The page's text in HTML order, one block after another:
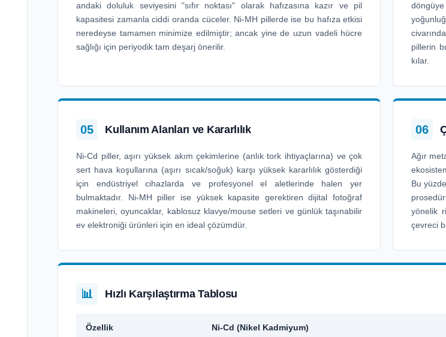
andaki doluluk seviyesini "sıfır noktası" olarak hafızasına kazır ve pil
kapasitesi zamanla ciddi oranda cüceler. Ni-MH pillerde ise bu hafıza etkisi
neredeyse tamamen minimize edilmiştir; ancak yine de uzun vadeli hücre
sağlığı için periyodik tam deşarj önerilir.
pillerin
kılar.
05 Kullanım Alanları ve Kararlılık
Ni-Cd piller, aşırı yüksek akım çekimlerine (anlık tork ihtiyaçlarına) ve çok
sert hava koşullarına (aşırı sıcak/soğuk) karşı yüksek kararlılık gösterdiği
için endüstriyel cihazlarda ve profesyonel el aletlerinde halen yer
bulmaktadır. Ni-MH piller ise yüksek kapasite gerektiren dijital fotoğraf
makineleri, oyuncaklar, kablosuz klavye/mouse setleri ve günlük taşınabilir
ev elektroniği ürünleri için en ideal çözümdür.
06
Ağır
Bu
yönelik
çevreci
📊 Hızlı Karşılaştırma Tablosu
Özellik Ni-Cd (Nikel Kadmiyum)